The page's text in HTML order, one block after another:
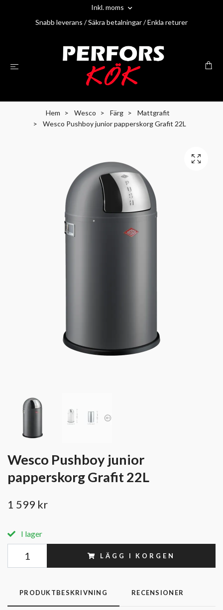
Inkl. moms
Snabb leverans / Säkra betalningar / Enkla returer
Hem Wesco Färg
Mattgrafit
Wesco Pushboy junior papperskorg Grafit 22L
Wesco Pushboy junior
papperskorg Grafit 22L
1 599 kr
I lager
LÄGG I KORGEN
PRODUKTBESKRIVNING RECENSIONER